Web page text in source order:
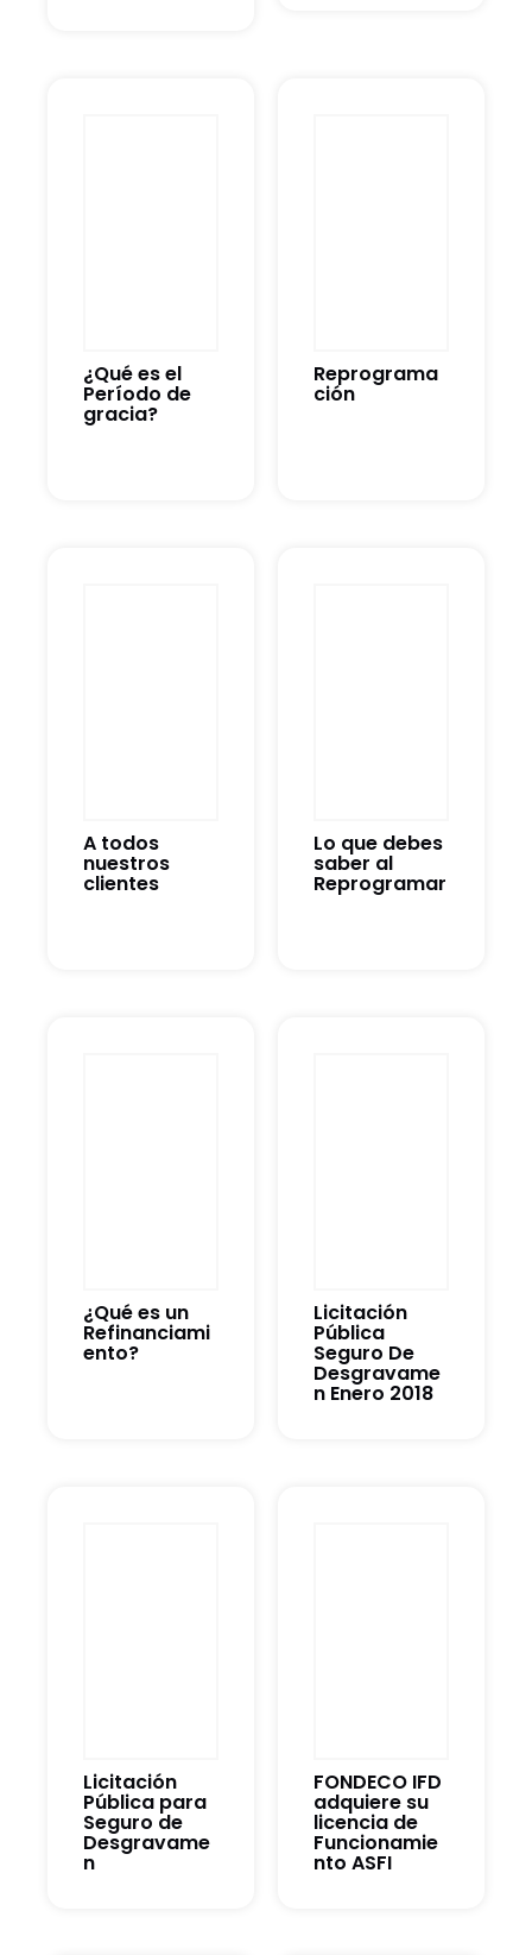
¿Qué es el
Período de
gracia?
Reprograma
ción
A todos
nuestros
clientes
Lo que debes
saber al
Reprogramar
¿Qué es un
Refinanciami
ento?
Licitación
Pública
Seguro De
Desgravame
n Enero 2018
Licitación
Pública para
Seguro de
Desgravame
n
FONDECO IFD
adquiere su
licencia de
Funcionamie
nto ASFI